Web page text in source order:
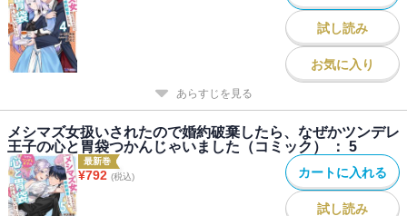
試し読み
お気に入り
あらすじを見る
メシマズ女扱いされたので婚約破棄したら、なぜかツンデレ
王子の心と胃袋つかんじゃいました（コミック） ： 5
最新巻
¥792 (税込) カートに入れる
試し読み